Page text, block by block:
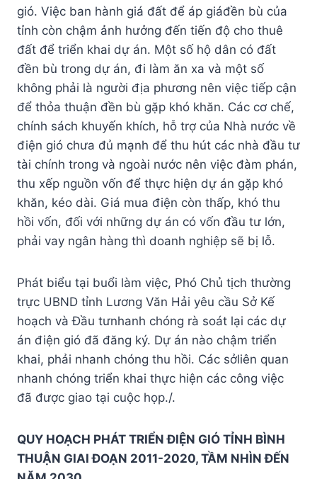
gió. Việc ban hành giá đất để áp giáđền bù của
tỉnh còn chậm ảnh hưởng đến tiến độ cho thuê
đất để triển khai dự án. Một số hộ dân có đất
đền bù trong dự án, đi làm ăn xa và một số
không phải là người địa phương nên việc tiếp cận
để thỏa thuận đền bù gặp khó khăn. Các cơ chế,
chính sách khuyến khích, hỗ trợ của Nhà nước về
điện gió chưa đủ mạnh để thu hút các nhà đầu tư
tài chính trong và ngoài nước nên việc đàm phán,
thu xếp nguồn vốn để thực hiện dự án gặp khó
khăn, kéo dài. Giá mua điện còn thấp, khó thu
hồi vốn, đối với những dự án có vốn đầu tư lớn,
phải vay ngân hàng thì doanh nghiệp sẽ bị lỗ.
Phát biểu tại buổi làm việc, Phó Chủ tịch thường
trực UBND tỉnh Lương Văn Hải yêu cầu Sở Kế
hoạch và Đầu tưnhanh chóng rà soát lại các dự
án điện gió đã đăng ký. Dự án nào chậm triển
khai, phải nhanh chóng thu hồi. Các sởliên quan
nhanh chóng triển khai thực hiện các công việc
đã được giao tại cuộc họp./.
QUY HOẠCH PHÁT TRIỂN ĐIỆN GIÓ TỈNH BÌNH
THUẬN GIAI ĐOẠN 2011-2020, TẦM NHÌN ĐẾN